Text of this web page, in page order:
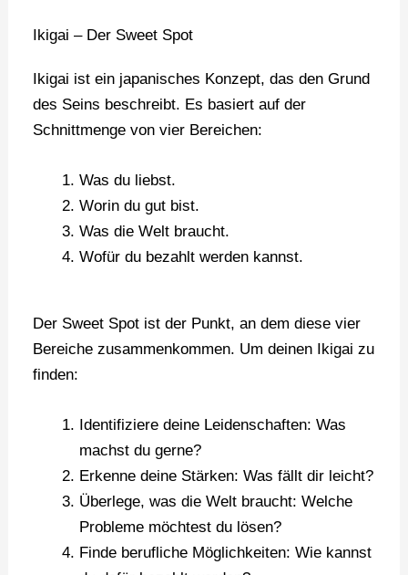
Ikigai – Der Sweet Spot
Ikigai ist ein japanisches Konzept, das den Grund
des Seins beschreibt. Es basiert auf der
Schnittmenge von vier Bereichen:
Was du liebst.
Worin du gut bist.
Was die Welt braucht.
Wofür du bezahlt werden kannst.
Der Sweet Spot ist der Punkt, an dem diese vier
Bereiche zusammenkommen. Um deinen Ikigai zu
finden:
Identifiziere deine Leidenschaften: Was
machst du gerne?
Erkenne deine Stärken: Was fällt dir leicht?
Überlege, was die Welt braucht: Welche
Probleme möchtest du lösen?
Finde berufliche Möglichkeiten: Wie kannst